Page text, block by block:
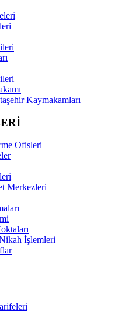
Kaymakamları
Ofisleri
Merkezleri
İşlemleri